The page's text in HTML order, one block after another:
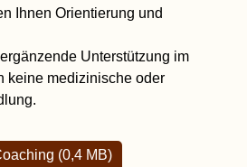
Ihnen Orientierung und
Unterstützung im
keine medizinische oder
(0,4 MB)